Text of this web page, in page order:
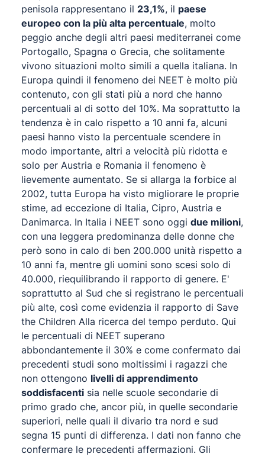
penisola rappresentano il 23,1%, il paese
europeo con la più alta percentuale, molto
peggio anche degli altri paesi mediterranei come
Portogallo, Spagna o Grecia, che solitamente
vivono situazioni molto simili a quella italiana. In
Europa quindi il fenomeno dei NEET è molto più
contenuto, con gli stati più a nord che hanno
percentuali al di sotto del 10%. Ma soprattutto la
tendenza è in calo rispetto a 10 anni fa, alcuni
paesi hanno visto la percentuale scendere in
modo importante, altri a velocità più ridotta e
solo per Austria e Romania il fenomeno è
lievemente aumentato. Se si allarga la forbice al
2002, tutta Europa ha visto migliorare le proprie
stime, ad eccezione di Italia, Cipro, Austria e
Danimarca. In Italia i NEET sono oggi due milioni,
con una leggera predominanza delle donne che
però sono in calo di ben 200.000 unità rispetto a
10 anni fa, mentre gli uomini sono scesi solo di
40.000, riequilibrando il rapporto di genere. E'
soprattutto al Sud che si registrano le percentuali
più alte, così come evidenzia il rapporto di Save
the Children Alla ricerca del tempo perduto. Qui
le percentuali di NEET superano
abbondantemente il 30% e come confermato dai
precedenti studi sono moltissimi i ragazzi che
non ottengono livelli di apprendimento
soddisfacenti sia nelle scuole secondarie di
primo grado che, ancor più, in quelle secondarie
superiori, nelle quali il divario tra nord e sud
segna 15 punti di differenza. I dati non fanno che
confermare le precedenti affermazioni. Gli